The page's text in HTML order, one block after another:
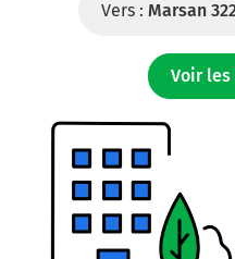
Vers : Marsan
Voir